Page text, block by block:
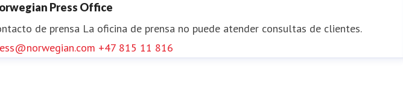
Press Office
de prensa La oficina de prensa no puede atender consultas de clientes.
+47 815 11 816